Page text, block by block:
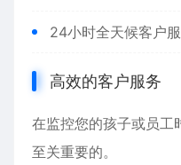
24小时全天候客户
高效的客户服务
在监控您的孩子或员工
至关重要的。